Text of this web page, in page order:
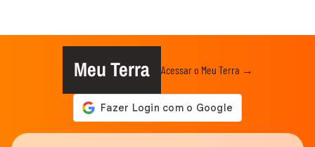
Meu Terra Acessar o Meu Terra →